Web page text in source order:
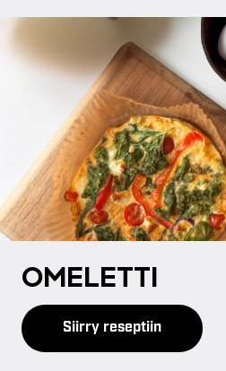
OME­LET­TI
Siirry reseptiin